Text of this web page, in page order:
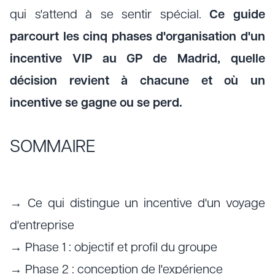
qui s'attend à se sentir spécial.Ce guide
parcourt les cinq phases d'organisation d'un
incentive VIP au GP de Madrid, quelle
décision revient à chacune et où un
incentive se gagne ou se perd.
SOMMAIRE
→ Ce qui distingue un incentive d'un voyage
d'entreprise
→ Phase 1 : objectif et profil du groupe
→ Phase 2 : conception de l'expérience